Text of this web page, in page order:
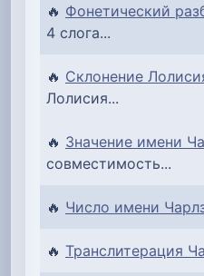
🔥 Фонетический
4 слога...
🔥 Склонение
Лолисия...
🔥 Значение имени
совместимость...
🔥 Число имени
🔥 Транслитерация